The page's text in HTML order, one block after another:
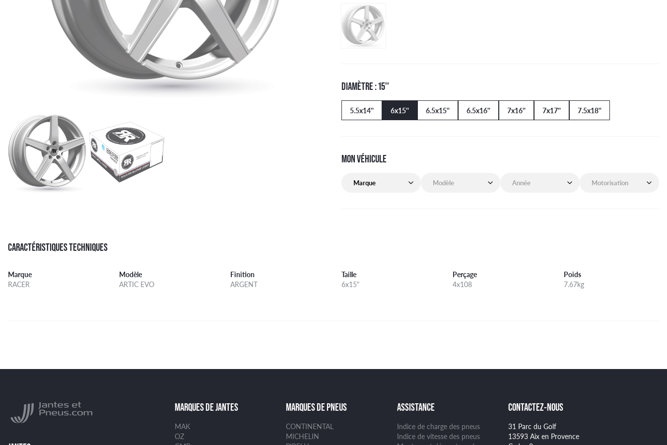
DIAMÈTRE : 15''
5.5x14'' 6x15'' 6.5x15'' 6.5x16'' 7x16'' 7x17'' 7.5x18''
MON VÉHICULE
CARACTÉRISTIQUES TECHNIQUES
Marque
RACER
Modèle
ARTIC EVO
Finition
ARGENT
Taille
6x15"
Perçage
4x108
Poids
7.67kg
MARQUES DE JANTES
MAK
OZ
MARQUES DE PNEUS
CONTINENTAL
MICHELIN
ASSISTANCE
Indice de charge des pneus
Indice de vitesse des pneus
CONTACTEZ-NOUS
31 Parc du Golf
13593 Aix en Provence